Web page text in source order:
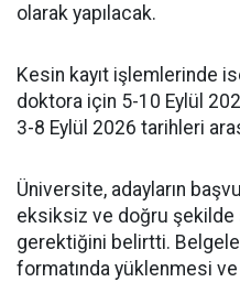
olarak yapılacak.
Kesin kayıt işlemlerinde
doktora için 5-10 Eylül
3-8 Eylül 2026 tarihleri
Üniversite, adayların
eksiksiz ve doğru
gerektiğini belirtti.
formatında yüklenmesi